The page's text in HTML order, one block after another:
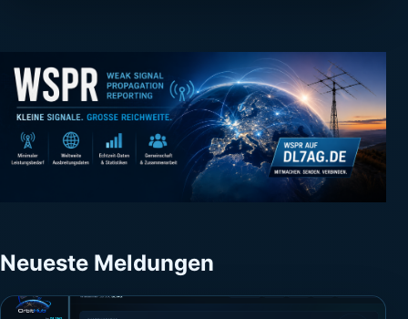
Neueste Meldungen